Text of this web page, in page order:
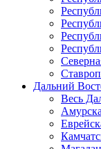
Дальний
Весь